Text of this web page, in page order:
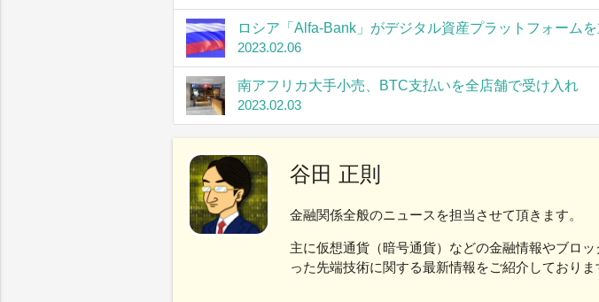
ロシア「Alfa-Bank」がデジタル資産プラットフォーム
2023.02.06
南アフリカ大手小売、BTC支払いを全店舗で受け入れ
2023.02.03
谷田 正則
金融関係全般のニュースを担当させて頂きます。
主に仮想通貨（暗号通貨）などの金融情報やブロ
った先端技術に関する最新情報をご紹介しておりま